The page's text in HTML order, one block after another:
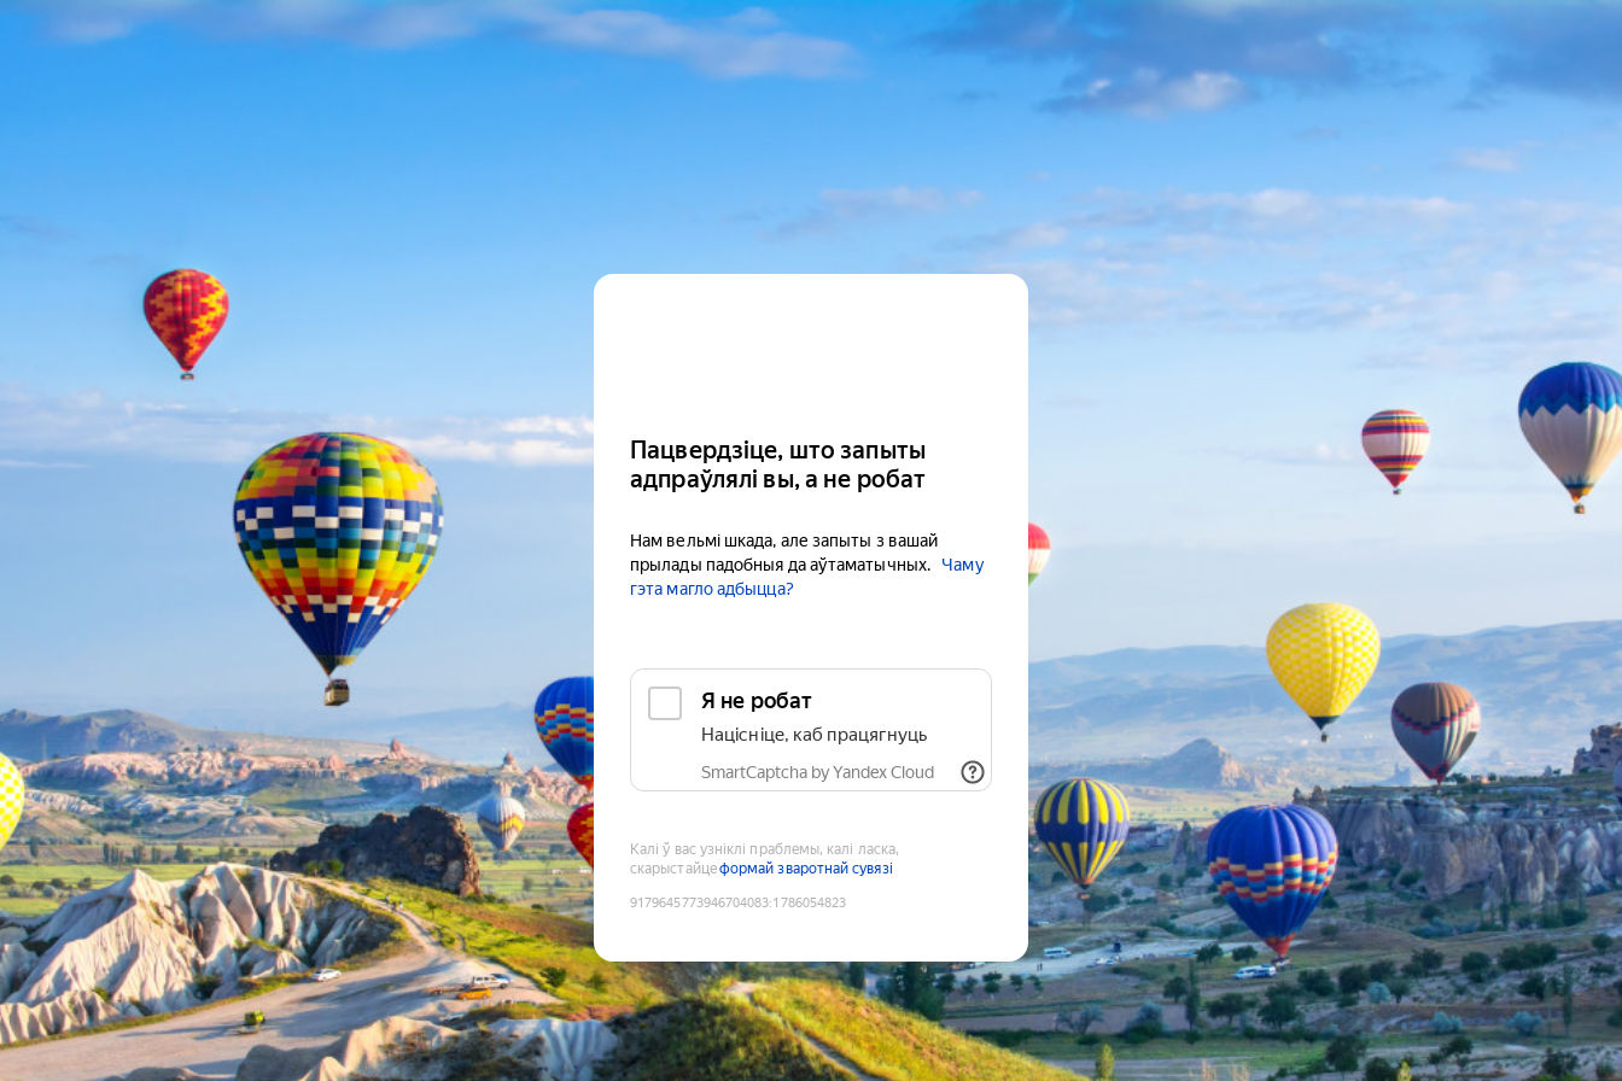
Пацвердзіце, што запыты
адпраўлялі вы, а не робат
Нам вельмі шкада, але запыты з вашай
прылады падобныя да аўтаматычных.
Чаму
гэта магло адбыцца?
Я не робат
Націсніце, каб працягнуць
SmartCaptcha by Yandex Cloud
Калі ў вас узніклі праблемы, калі ласка,
скарыстайцеформай зваротнай сувязі
9179645773946704083:1786054823